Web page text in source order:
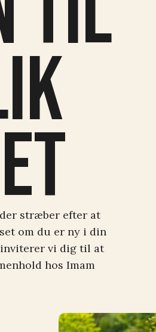
stræber efter at
om du er ny i din
inviterer vi dig til at
hos Imam